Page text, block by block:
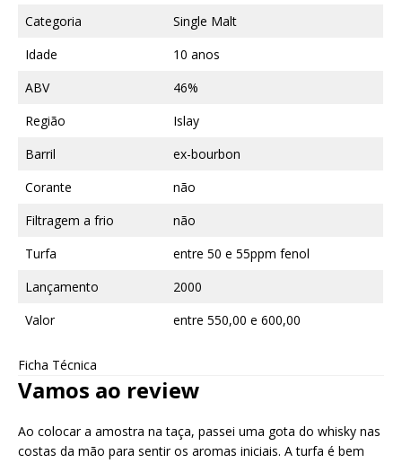
Categoria
Single Malt
Idade
10 anos
ABV
46%
Região
Islay
Barril
ex-bourbon
Corante
não
Filtragem a frio
não
Turfa
entre 50 e 55ppm fenol
Lançamento
2000
Valor
entre 550,00 e 600,00
Ficha Técnica
Vamos ao review
Ao colocar a amostra na taça, passei uma gota do whisky nas
costas da mão para sentir os aromas iniciais. A turfa é bem